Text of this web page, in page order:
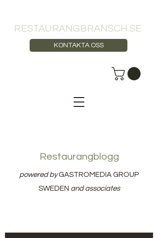
RESTAURANGBRANSCH.SE
KONTAKTA OSS
Restaurangblogg
powered byGASTROMEDIA GROUP
SWEDEN and associates